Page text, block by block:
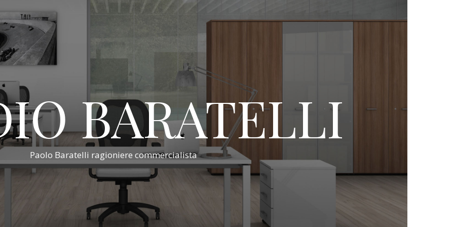
BARATELLI
Paolo Baratelli ragioniere commercialista